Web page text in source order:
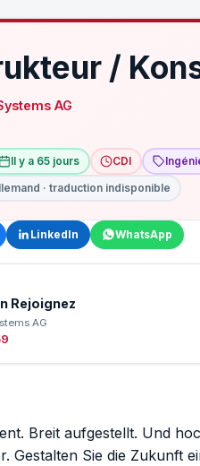
/
AG
Il y a 65 jours CDI
· traduction indisponible
LinkedIn WhatsApp
Rejoignez
AG
Breit aufgestellt. Und
Gestalten Sie die Zukunft